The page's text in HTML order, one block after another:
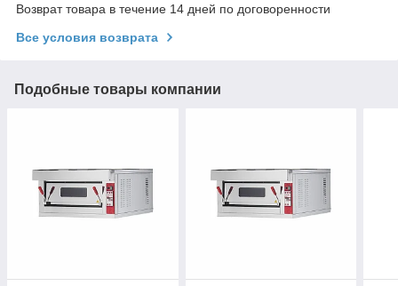
Возврат товара в течение 14 дней по договоренности
Все условия возврата
Подобные товары компании